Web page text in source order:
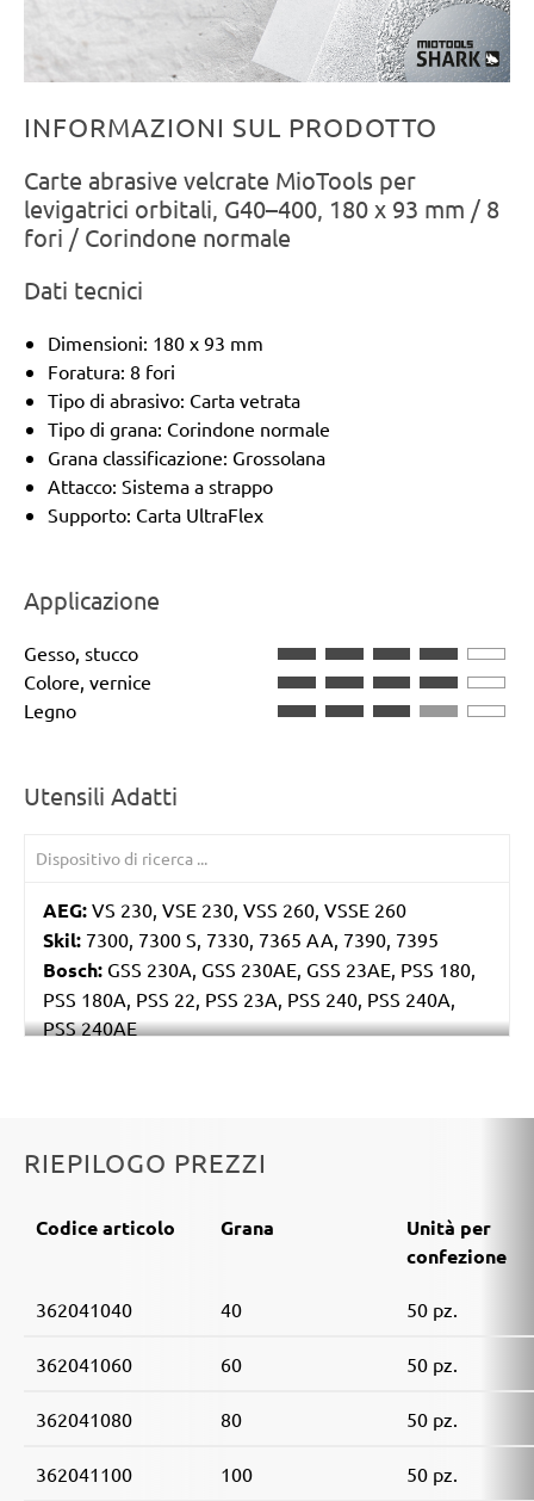
INFORMAZIONI SUL PRODOTTO
Carte abrasive velcrate MioTools per
levigatrici orbitali, G40–400, 180 x 93 mm / 8
fori / Corindone normale
Dati tecnici
Dimensioni: 180 x 93 mm
Foratura: 8 fori
Tipo di abrasivo: Carta vetrata
Tipo di grana: Corindone normale
Grana classificazione: Grossolana
Attacco: Sistema a strappo
Supporto: Carta UltraFlex
Applicazione
Gesso, stucco
Colore, vernice
Legno
Utensili Adatti
AEG: VS 230, VSE 230, VSS 260, VSSE 260
Skil: 7300, 7300 S, 7330, 7365 AA, 7390, 7395
Bosch: GSS 230A, GSS 230AE, GSS 23AE, PSS 180,
PSS 180A, PSS 22, PSS 23A, PSS 240, PSS 240A,
PSS 240AE
Hitachi:FS 10SB
Festo / Festool:
LRS 93 G, LRS 93 M, RS 3, RS 3 E,
RS 3 E-Plus, RS 3 E-SFE, RS 3 E-STF, RS 300, RS 300
STF, RS 4-STF
RIEPILOGO PREZZI
Codice articolo Grana
Unità per
confezione
362041040 40 50 pz.
362041060 60 50 pz.
362041080 80 50 pz.
362041100 100 50 pz.